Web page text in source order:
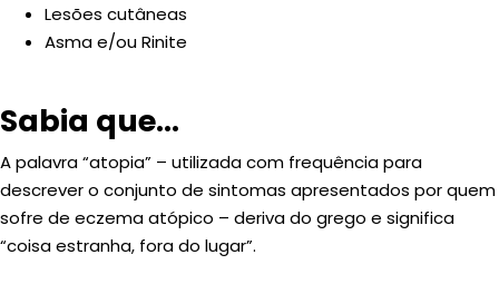
Lesões cutâneas
Asma e/ou Rinite
Sabia que...
A palavra “atopia” – utilizada com frequência para
descrever o conjunto de sintomas apresentados por quem
sofre de eczema atópico – deriva do grego e significa
“coisa estranha, fora do lugar”.